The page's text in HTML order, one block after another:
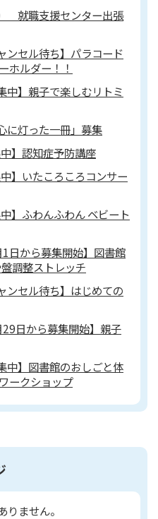
就職支援センター出張
ンセル待ち】パラコード
ホルダー！！
中】親子で楽しむリトミ
に灯った一冊」募集
】認知症予防講座
】いたころころコンサー
】ふわんふわん ベビート
日から募集開始】図書館
調整ストレッチ
ンセル待ち】はじめての
日から募集開始】親子
中】図書館のおしごと体
ークショップ
ません。